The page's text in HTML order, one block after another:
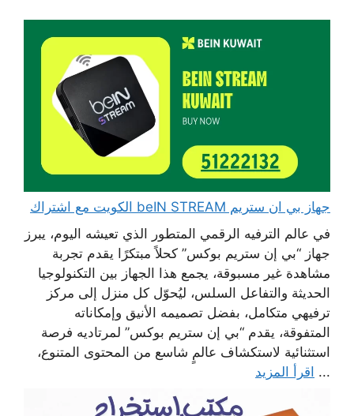
جهاز بي ان ستريم beIN STREAM الكويت مع اشتراك
في عالم الترفيه الرقمي المتطور الذي تعيشه اليوم، يبرز
جهاز “بي إن ستريم بوكس” كحلاً مبتكرًا يقدم تجربة
مشاهدة غير مسبوقة، يجمع هذا الجهاز بين التكنولوجيا
الحديثة والتفاعل السلس، ليُحوّل كل منزل إلى مركز
ترفيهي متكامل، بفضل تصميمه الأنيق وإمكاناته
المتفوقة، يقدم “بي إن ستريم بوكس” لمرتاديه فرصة
استثنائية لاستكشاف عالمٍ شاسع من المحتوى المتنوع،
... اقرأ المزيد